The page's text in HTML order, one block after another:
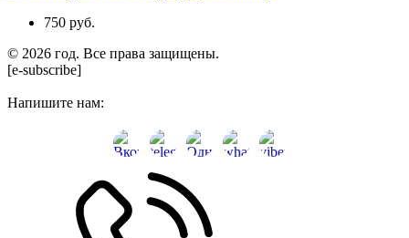
750 руб.
© 2026 год. Все права защищены.
[e-subscribe]
Напишите нам: